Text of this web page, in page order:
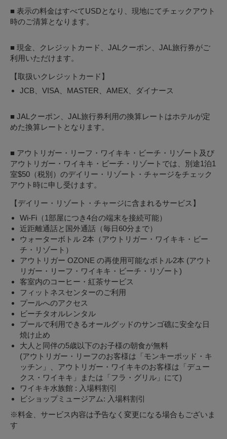
■ 表示の料金はすべてUSDとなり、現地にてチェックアウト
時のご清算となります。
■ 現金、クレジットカード、JALクーポン、JAL旅行券がご
利用いただけます。
【取扱いクレジットカード】
JCB、VISA、MASTER、AMEX、ダイナース
■ JALクーポン、JAL旅行券利用の換算レートはホテルが定
めた換算レートとなります。
■ アウトリガー・リーフ・ワイキキ・ビーチ・リゾート及び
アウトリガー・ワイキキ・ビーチ・リゾートでは、別途1泊1
室$50（税別）のデイリー・リゾート・チャージをチェック
アウト時に申し受けます。
【デイリー・リゾート・チャージに含まれるサービス】
Wi-Fi（1部屋につき4台の端末を接続可能）
近距離通話と国外通話（毎日60分まで）
ウォーターボトル 2本（アウトリガー・ワイキキ・ビー
チ・リゾート）
アウトリガー OZONE の再使用可能なボトル2本 (アウト
リガー・リーフ・ワイキキ・ビーチ・リゾート)
客室内のコーヒー・紅茶サービス
フィットネスセンターのご利用
プールへのアクセス
ビーチタオルレンタル
プールで利用できるオールグッドのサンゴ礁に安全な日
焼け止め
大人と同伴の5歳以下のお子様の朝食が無料
(アウトリガー・リーフのお客様は「モンキーポッド・キ
ッチン」、アウトリガー・ワイキキのお客様は「デュー
クス・ワイキキ」または「フラ・グリル」にて)
ワイキキ水族館 : 入場料割引
ビショップミュージアム: 入場料割引
※料金、サービス内容は予告なく変更になる場合もございま
す